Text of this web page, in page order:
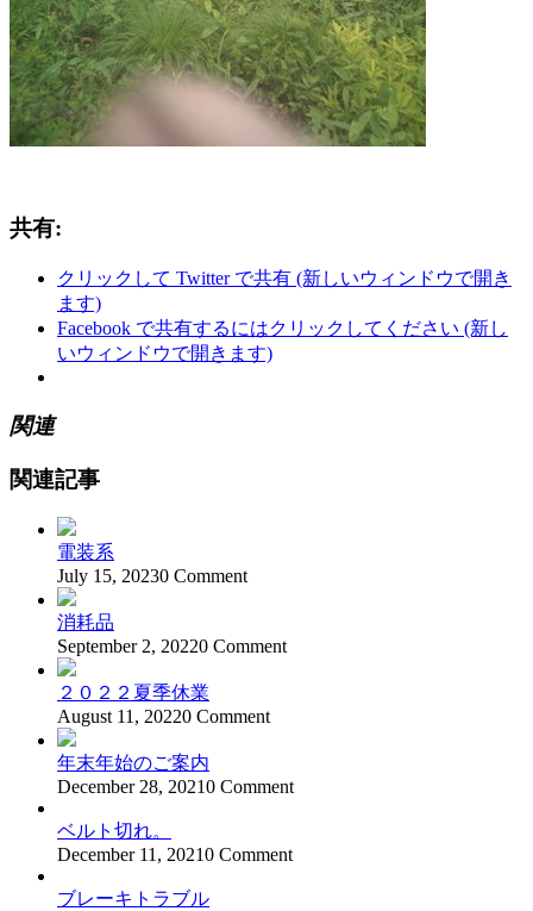
共有:
クリックして Twitter で共有 (新しいウィンドウで開き
ます)
Facebook で共有するにはクリックしてください (新し
いウィンドウで開きます)
関連
関連記事
電装系
July 15, 20230 Comment
消耗品
September 2, 20220 Comment
２０２２夏季休業
August 11, 20220 Comment
年末年始のご案内
December 28, 20210 Comment
ベルト切れ。
December 11, 20210 Comment
ブレーキトラブル